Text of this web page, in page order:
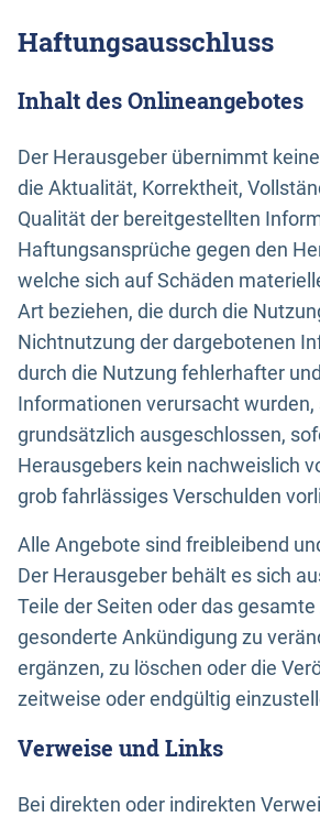
Haftungsausschluss
Inhalt des Onlineangebotes
Der Herausgeber übernimmt
die Aktualität, Korrektheit,
Qualität der bereitgestellten
Haftungsansprüche gegen den
welche sich auf Schäden
Art beziehen, die durch die
Nichtnutzung der dargebotenen
durch die Nutzung fehlerhafter
Informationen verursacht wurden,
grundsätzlich ausgeschlossen,
Herausgebers kein nachweislich
grob fahrlässiges Verschulden
Alle Angebote sind freibleibend
Der Herausgeber behält es sich
Teile der Seiten oder das
gesonderte Ankündigung zu
ergänzen, zu löschen oder die
zeitweise oder endgültig
Verweise und Links
Bei direkten oder indirekten